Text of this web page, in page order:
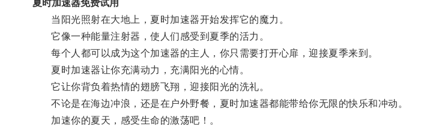
夏时加速器免费试用
当阳光照射在大地上，夏时加速器开始发挥它的魔力。
它像一种能量注射器，使人们感受到夏季的活力。
每个人都可以成为这个加速器的主人，你只需要打开心扉，迎接夏季来到。
夏时加速器让你充满动力，充满阳光的心情。
它让你背负着热情的翅膀飞翔，迎接阳光的洗礼。
不论是在海边冲浪，还是在户外野餐，夏时加速器都能带给你无限的快乐和冲动。
加速你的夏天，感受生命的激荡吧！。